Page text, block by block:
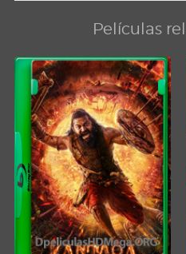
Películas